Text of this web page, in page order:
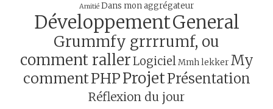
Amitié Dans mon aggrégateur
DéveloppementGeneral
Grummfy grrrrumf, ou
comment rallerLogiciel Mmh lekker My
commentPHPProjetPrésentation
Réflexion du jour